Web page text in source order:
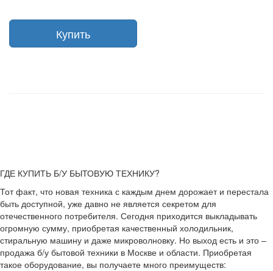
ГДЕ КУПИТЬ Б/У БЫТОВУЮ ТЕХНИКУ?
Тот факт, что новая техника с каждым днем дорожает и перестала
быть доступной, уже давно не является секретом для
отечественного потребителя. Сегодня приходится выкладывать
огромную сумму, приобретая качественный холодильник,
стиральную машину и даже микроволновку. Но выход есть и это –
продажа б/у бытовой техники в Москве и области. Приобретая
такое оборудование, вы получаете много преимуществ: